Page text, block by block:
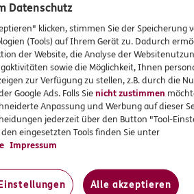
mit uns? Oder waren Sie
Dann können Sie uns
informieren
Datenschutz
klicken, stimmen Sie der Speicherung
(Tools) auf Ihrem Gerät zu. Dadurch
der Website, die Analyse der
sowie die Möglichkeit, Ihnen
zur Verfügung zu stellen, z.B. durch die
Google Ads. Falls Sienicht zustimmen
Anpassung und Werbung auf dieser
jederzeit über den Button "Tool-
eingesetzten Tools finden Sie unter
Impressum
Alle akzeptieren